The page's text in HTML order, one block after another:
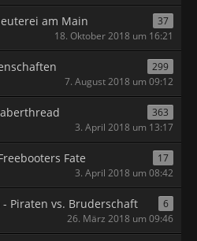
am Main
37
18. Oktober 2018 um 16:21
299
7. August 2018 um 09:12
363
3. April 2018 um 13:17
Fate
17
3. April 2018 um 08:42
Piraten vs. Bruderschaft
6
26. März 2018 um 09:46